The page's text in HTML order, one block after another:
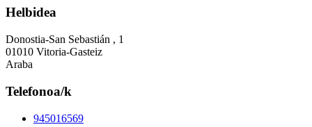
Helbidea
Donostia-San Sebastián , 1
01010 Vitoria-Gasteiz
Araba
Telefonoa/k
945016569